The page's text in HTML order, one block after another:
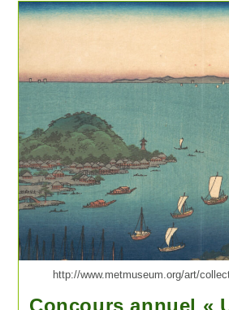
http://www.metmuseum.org/art/